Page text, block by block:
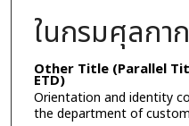
ในกรมศุลกา
Other Title (Parallel
ETD)
Orientation and identity
the department of